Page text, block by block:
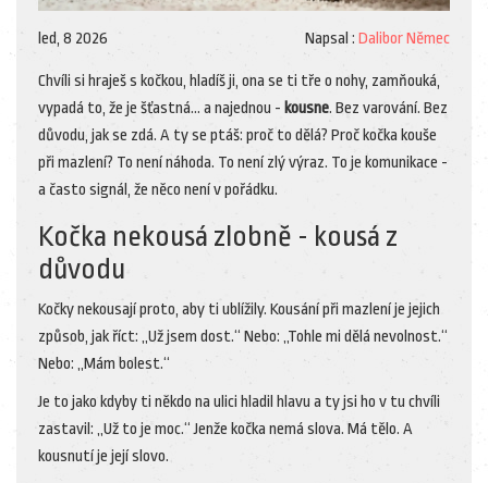
led, 8 2026 Napsal : Dalibor Němec
Chvíli si hraješ s kočkou, hladíš ji, ona se ti tře o nohy, zamňouká,
vypadá to, že je šťastná… a najednou - kousne. Bez varování. Bez
důvodu, jak se zdá. A ty se ptáš: proč to dělá? Proč kočka kouše
při mazlení? To není náhoda. To není zlý výraz. To je komunikace -
a často signál, že něco není v pořádku.
Kočka nekousá zlobně - kousá z
důvodu
Kočky nekousají proto, aby ti ublížily. Kousání při mazlení je jejich
způsob, jak říct: „Už jsem dost.“ Nebo: „Tohle mi dělá nevolnost.“
Nebo: „Mám bolest.“
Je to jako kdyby ti někdo na ulici hladil hlavu a ty jsi ho v tu chvíli
zastavil: „Už to je moc.“ Jenže kočka nemá slova. Má tělo. A
kousnutí je její slovo.